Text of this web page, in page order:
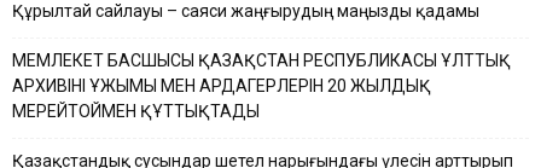
Құрылтай сайлауы – саяси жаңғырудың маңызды қадамы
МЕМЛЕКЕТ БАСШЫСЫ ҚАЗАҚСТАН РЕСПУБЛИКАСЫ ҰЛТТЫҚ
АРХИВІНІҢ ҰЖЫМЫ МЕН АРДАГЕРЛЕРІН 20 ЖЫЛДЫҚ
МЕРЕЙТОЙМЕН ҚҰТТЫҚТАДЫ
Қазақстандық сусындар шетел нарығындағы үлесін арттырып